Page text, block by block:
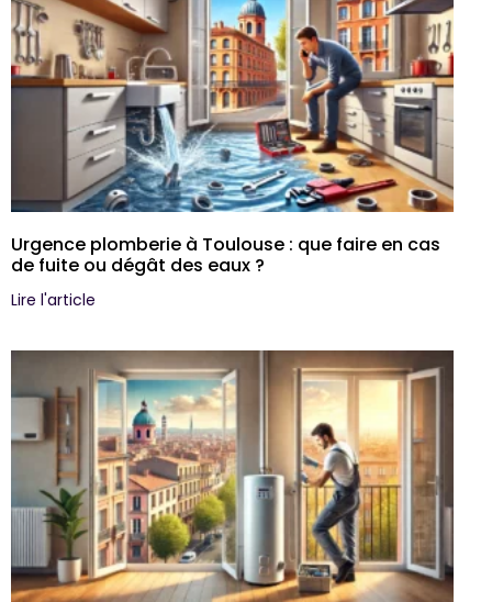
Urgence plomberie à Toulouse : que faire en cas
de fuite ou dégât des eaux ?
Lire l'article